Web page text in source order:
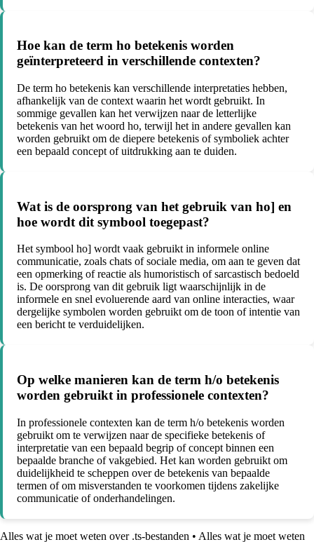
Hoe kan de term ho betekenis worden
geïnterpreteerd in verschillende contexten?
De term ho betekenis kan verschillende interpretaties hebben,
afhankelijk van de context waarin het wordt gebruikt. In
sommige gevallen kan het verwijzen naar de letterlijke
betekenis van het woord ho, terwijl het in andere gevallen kan
worden gebruikt om de diepere betekenis of symboliek achter
een bepaald concept of uitdrukking aan te duiden.
Wat is de oorsprong van het gebruik van ho] en
hoe wordt dit symbool toegepast?
Het symbool ho] wordt vaak gebruikt in informele online
communicatie, zoals chats of sociale media, om aan te geven dat
een opmerking of reactie als humoristisch of sarcastisch bedoeld
is. De oorsprong van dit gebruik ligt waarschijnlijk in de
informele en snel evoluerende aard van online interacties, waar
dergelijke symbolen worden gebruikt om de toon of intentie van
een bericht te verduidelijken.
Op welke manieren kan de term h/o betekenis
worden gebruikt in professionele contexten?
In professionele contexten kan de term h/o betekenis worden
gebruikt om te verwijzen naar de specifieke betekenis of
interpretatie van een bepaald begrip of concept binnen een
bepaalde branche of vakgebied. Het kan worden gebruikt om
duidelijkheid te scheppen over de betekenis van bepaalde
termen of om misverstanden te voorkomen tijdens zakelijke
communicatie of onderhandelingen.
Alles wat je moet weten over .ts-bestanden • Alles wat je moet weten